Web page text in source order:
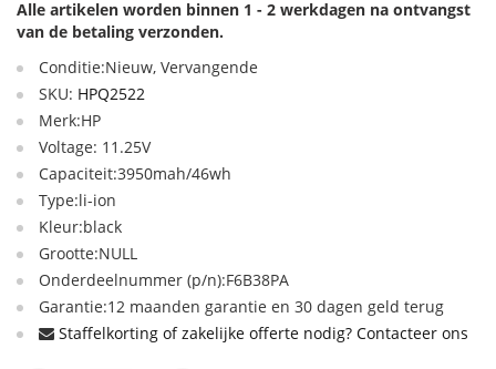
Alle artikelen worden binnen 1 - 2 werkdagen na ontvangst
van de betaling verzonden.
Conditie:Nieuw, Vervangende
SKU: HPQ2522
Merk:HP
Voltage: 11.25V
Capaciteit:3950mah/46wh
Type:li-ion
Kleur:black
Grootte:NULL
Onderdeelnummer (p/n):F6B38PA
Garantie:12 maanden garantie en 30 dagen geld terug
Staffelkorting of zakelijke offerte nodig? Contacteer ons